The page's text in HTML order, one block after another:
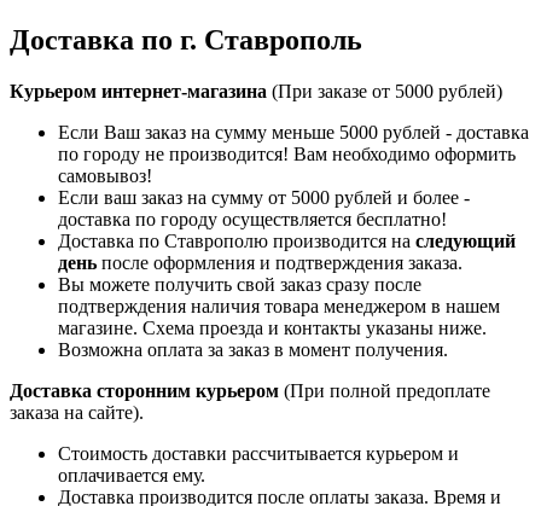
Доставка по г. Ставрополь
Курьером интернет-магазина (При заказе от 5000 рублей)
Если Ваш заказ на сумму меньше 5000 рублей - доставка
по городу не производится! Вам необходимо оформить
самовывоз!
Если ваш заказ на сумму от 5000 рублей и более -
доставка по городу осуществляется бесплатно!
Доставка по Ставрополю производится на следующий
день после оформления и подтверждения заказа.
Вы можете получить свой заказ сразу после
подтверждения наличия товара менеджером в нашем
магазине. Схема проезда и контакты указаны ниже.
Возможна оплата за заказ в момент получения.
Доставка сторонним курьером (При полной предоплате
заказа на сайте).
Стоимость доставки рассчитывается курьером и
оплачивается ему.
Доставка производится после оплаты заказа. Время и